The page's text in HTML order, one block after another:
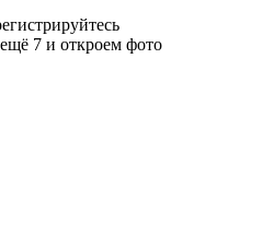
7 и откроем фото